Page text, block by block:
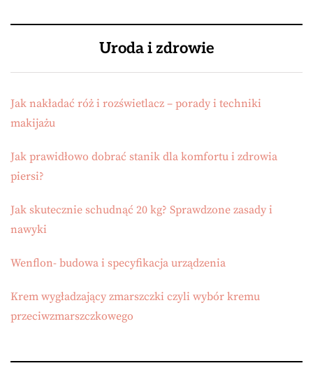
Uroda i zdrowie
Jak nakładać róż i rozświetlacz – porady i techniki
makijażu
Jak prawidłowo dobrać stanik dla komfortu i zdrowia
piersi?
Jak skutecznie schudnąć 20 kg? Sprawdzone zasady i
nawyki
Wenflon- budowa i specyfikacja urządzenia
Krem wygładzający zmarszczki czyli wybór kremu
przeciwzmarszczkowego